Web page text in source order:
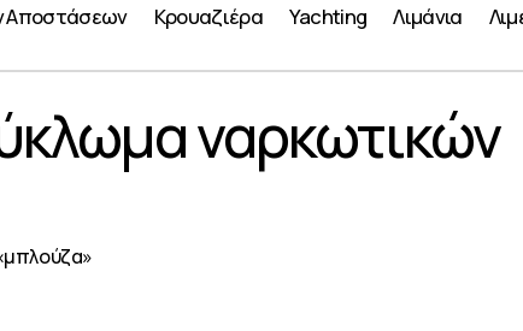
Αποστάσεων Κρουαζιέρα Yachting Λιμάνια
Λιμενικός σε κύκλωμα ναρκωτικών στην
ναρκωτικών